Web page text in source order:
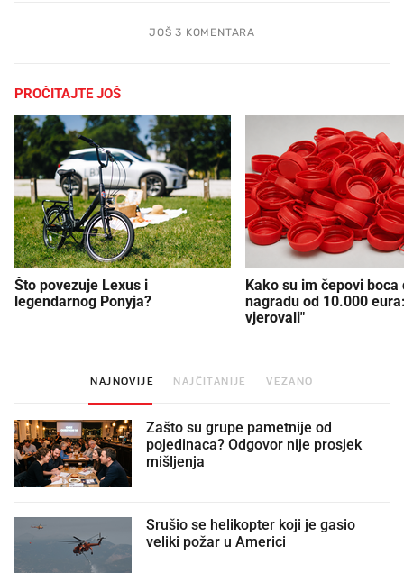
JOŠ 3 KOMENTARA
PROČITAJTE JOŠ
Što povezuje Lexus i
legendarnog Ponyja?
Kako su im čepovi boca
nagradu od 10.000
vjerovali"
NAJNOVIJE NAJČITANIJE VEZANO
Zašto su grupe pametnije od
pojedinaca? Odgovor nije prosjek
mišljenja
Srušio se helikopter koji je gasio
veliki požar u Americi